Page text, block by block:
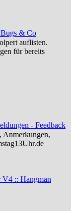
& Co
auflisten.
für bereits
- Feedback
Anmerkungen,
V4 :: Hangman